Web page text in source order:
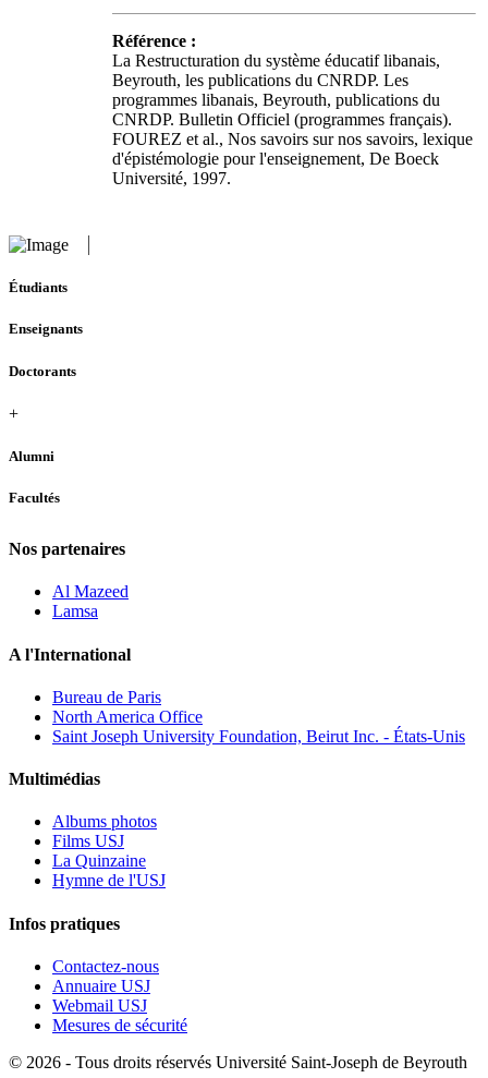
Référence :
La Restructuration du système éducatif libanais,
Beyrouth, les publications du CNRDP. Les
programmes libanais, Beyrouth, publications du
CNRDP. Bulletin Officiel (programmes français).
FOUREZ et al., Nos savoirs sur nos savoirs, lexique
d'épistémologie pour l'enseignement, De Boeck
Université, 1997.
Étudiants
Enseignants
Doctorants
+
Alumni
Facultés
Nos partenaires
Al Mazeed
Lamsa
A l'International
Bureau de Paris
North America Office
Saint Joseph University Foundation, Beirut Inc. - États-Unis
Multimédias
Albums photos
Films USJ
La Quinzaine
Hymne de l'USJ
Infos pratiques
Contactez-nous
Annuaire USJ
Webmail USJ
Mesures de sécurité
© 2026 - Tous droits réservés Université Saint-Joseph de Beyrouth